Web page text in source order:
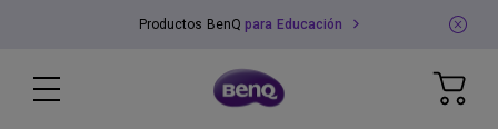
Productos BenQ para Educación